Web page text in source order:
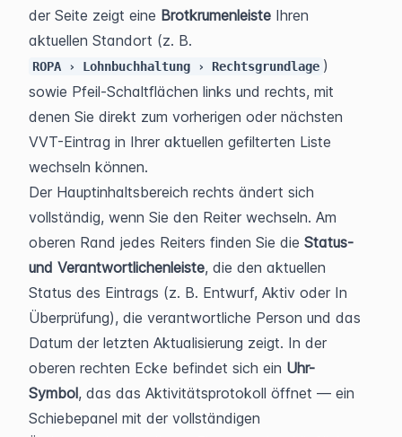
der Seite zeigt eine Brotkrumenleiste Ihren
ROPA › Lohnbuchhaltung › Rechtsgrundlage )
sowie Pfeil-Schaltflächen links und rechts, mit
denen Sie direkt zum vorherigen oder nächsten
VVT-Eintrag in Ihrer aktuellen gefilterten Liste
wechseln können.
Der Hauptinhaltsbereich rechts ändert sich
vollständig, wenn Sie den Reiter wechseln. Am
oberen Rand jedes Reiters finden Sie die Status-
und Verantwortlichenleiste, die den aktuellen
Status des Eintrags (z. B. Entwurf, Aktiv oder In
Überprüfung), die verantwortliche Person und das
Datum der letzten Aktualisierung zeigt. In der
oberen rechten Ecke befindet sich ein Uhr-
Symbol, das das Aktivitätsprotokoll öffnet — ein
Schiebepanel mit der vollständigen